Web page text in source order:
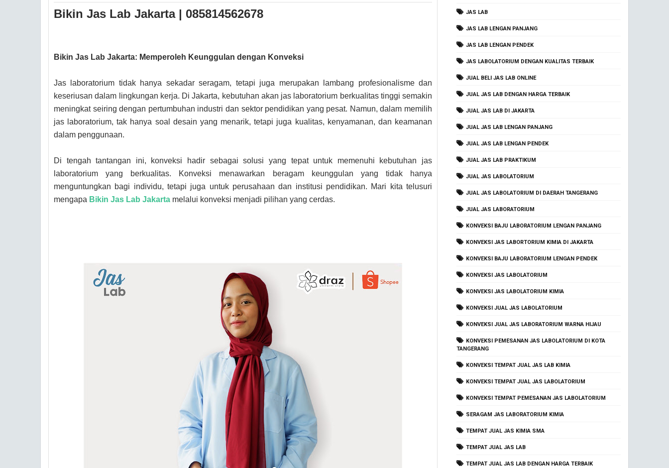
Bikin Jas Lab Jakarta | 085814562678
Bikin Jas Lab Jakarta: Memperoleh Keunggulan dengan Konveksi
Jas laboratorium tidak hanya sekadar seragam, tetapi juga merupakan lambang profesionalisme dan
keseriusan dalam lingkungan kerja. Di Jakarta, kebutuhan akan jas laboratorium berkualitas tinggi semakin
meningkat seiring dengan pertumbuhan industri dan sektor pendidikan yang pesat. Namun, dalam memilih
jas laboratorium, tak hanya soal desain yang menarik, tetapi juga kualitas, kenyamanan, dan keamanan
dalam penggunaan.
Di tengah tantangan ini, konveksi hadir sebagai solusi yang tepat untuk memenuhi kebutuhan jas
laboratorium yang berkualitas. Konveksi menawarkan beragam keunggulan yang tidak hanya
menguntungkan bagi individu, tetapi juga untuk perusahaan dan institusi pendidikan. Mari kita telusuri
mengapa Bikin Jas Lab Jakarta melalui konveksi menjadi pilihan yang cerdas.
JAS LAB
JAS LAB LENGAN PANJANG
JAS LAB LENGAN PENDEK
JAS LABOLATORIUM DENGAN KUALITAS TERBAIK
JUAL BELI JAS LAB ONLINE
JUAL JAS LAB DENGAN HARGA TERBAIK
JUAL JAS LAB DI JAKARTA
JUAL JAS LAB LENGAN PANJANG
JUAL JAS LAB LENGAN PENDEK
JUAL JAS LAB PRAKTIKUM
JUAL JAS LABOLATORIUM
JUAL JAS LABOLATORIUM DI DAERAH TANGERANG
JUAL JAS LABORATORIUM
KONVEKSI BAJU LABORATORIUM LENGAN PANJANG
KONVEKSI JAS LABORTORIUM KIMIA DI JAKARTA
KONVEKSI BAJU LABORATORIUM LENGAN PENDEK
KONVEKSI JAS LABOLATORIUM
KONVEKSI JAS LABOLATORIUM KIMIA
KONVEKSI JUAL JAS LABOLATORIUM
KONVEKSI JUAL JAS LABORATORIUM WARNA HIJAU
KONVEKSI PEMESANAN JAS LABOLATORIUM DI KOTA
TANGERANG
KONVEKSI TEMPAT JUAL JAS LAB KIMIA
KONVEKSI TEMPAT JUAL JAS LABOLATORIUM
KONVEKSI TEMPAT PEMESANAN JAS LABOLATORIUM
SERAGAM JAS LABORATORIUM KIMIA
TEMPAT JUAL JAS KIMIA SMA
TEMPAT JUAL JAS LAB
TEMPAT JUAL JAS LAB DENGAN HARGA TERBAIK